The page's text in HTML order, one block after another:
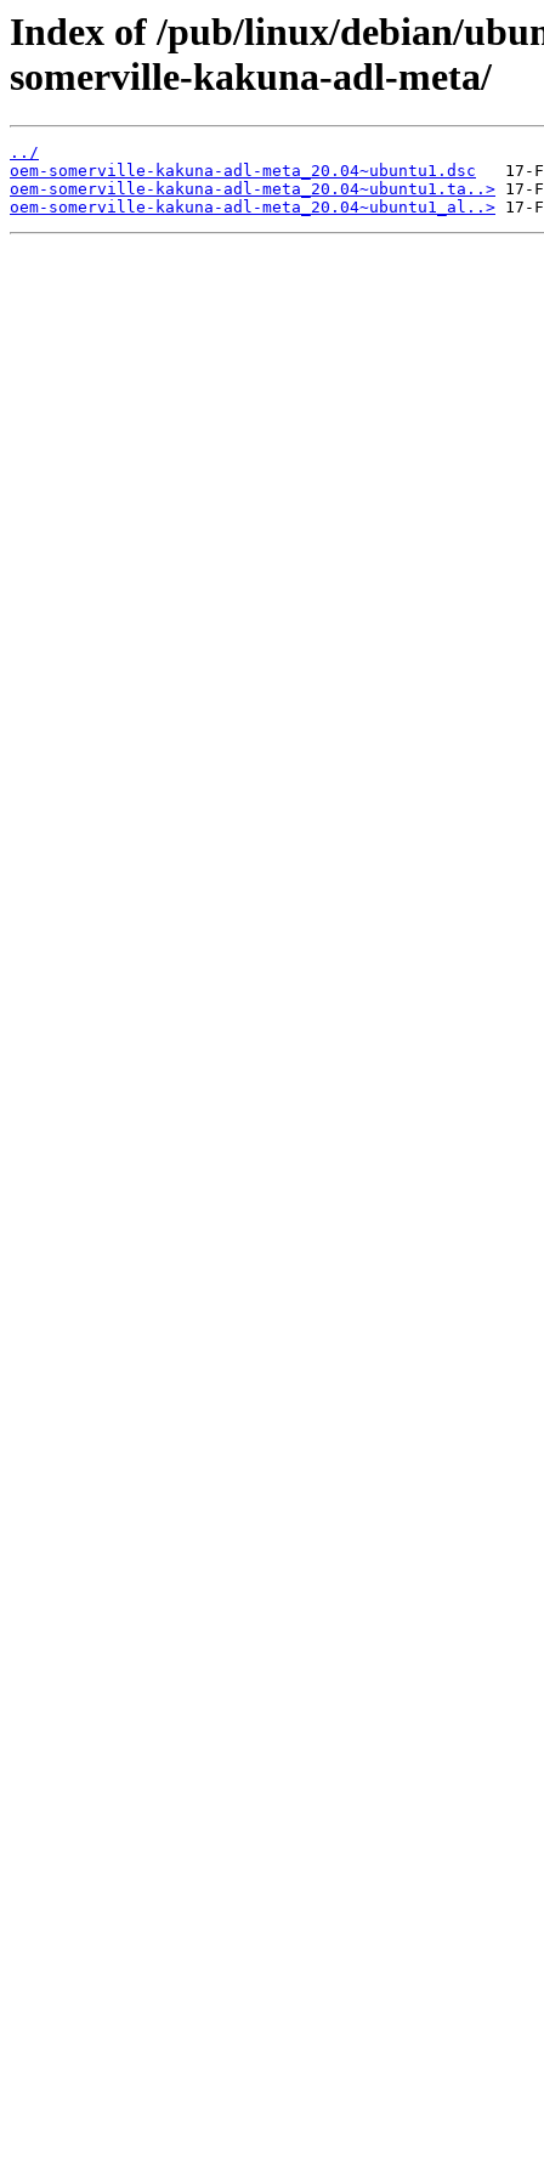
Index of /pub/linux/debian/
somerville-kakuna-adl-meta/
../
oem-somerville-kakuna-adl-meta_20.04~ubuntu1.dsc
oem-somerville-kakuna-adl-meta_20.04~ubuntu1.ta..>
oem-somerville-kakuna-adl-meta_20.04~ubuntu1_al..>